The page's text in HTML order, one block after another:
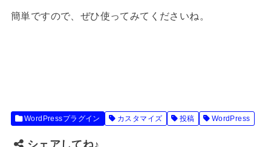
簡単ですので、ぜひ使ってみてくださいね。
WordPressプラグイン カスタマイズ 投稿 WordPress
シェアしてね♪